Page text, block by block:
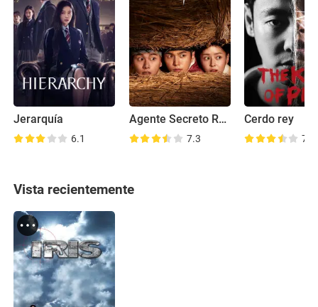
Jerarquía
6.1
Agente Secreto Real
7.3
Cerdo rey
7.9
Vista recientemente